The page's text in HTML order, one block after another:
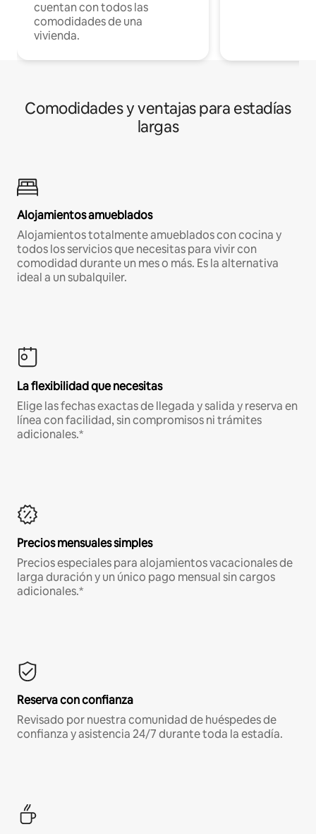
cuentan con todos las
comodidades de una
vivienda.
Comodidades y ventajas para estadías
largas
Alojamientos amueblados
Alojamientos totalmente amueblados con cocina y
todos los servicios que necesitas para vivir con
comodidad durante un mes o más. Es la alternativa
ideal a un subalquiler.
La flexibilidad que necesitas
Elige las fechas exactas de llegada y salida y reserva en
línea con facilidad, sin compromisos ni trámites
adicionales.*
Precios mensuales simples
Precios especiales para alojamientos vacacionales de
larga duración y un único pago mensual sin cargos
adicionales.*
Reserva con confianza
Revisado por nuestra comunidad de huéspedes de
confianza y asistencia 24/7 durante toda la estadía.